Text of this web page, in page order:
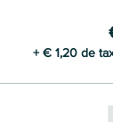
+ € 1,20 de